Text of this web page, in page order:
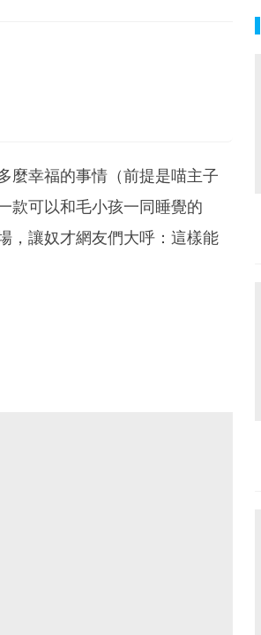
麼幸福的事情（前提是喵主子
款可以和毛小孩一同睡覺的
，讓奴才網友們大呼：這樣能